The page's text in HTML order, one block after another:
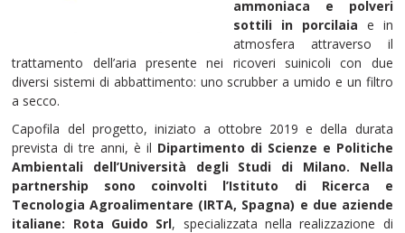
ammoniaca e polveri
sottili in porcilaia e in
atmosfera attraverso il
trattamento dell’aria presente nei ricoveri suinicoli con due
diversi sistemi di abbattimento: uno scrubber a umido e un filtro
a secco.
Capofila del progetto, iniziato a ottobre 2019 e della durata
prevista di tre anni, è il Dipartimento di Scienze e Politiche
Ambientali dell’Università degli Studi di Milano. Nella
partnership sono coinvolti l’Istituto di Ricerca e
Tecnologia Agroalimentare (IRTA, Spagna) e due aziende
italiane: Rota Guido Srl, specializzata nella realizzazione di